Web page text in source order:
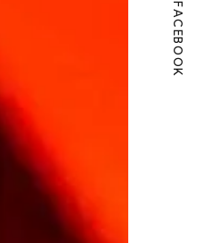
FACEBOOK